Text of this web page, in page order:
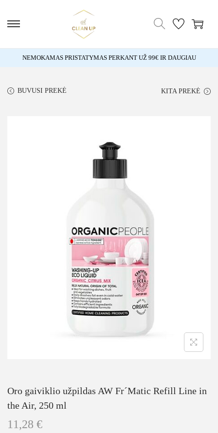
NEMOKAMAS PRISTATYMAS PERKANT UŽ 99€ IR DAUGIAU
BUVUSI PREKĖ KITA PREKĖ
Oro gaiviklio užpildas AW Fr´Matic Refill Line in
the Air, 250 ml
11,28 €